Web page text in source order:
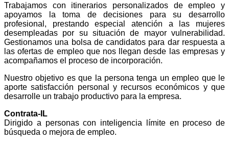
Trabajamos con itinerarios personalizados de empleo y
apoyamos la toma de decisiones para su desarrollo
profesional, prestando especial atención a las mujeres
desempleadas por su situación de mayor vulnerabilidad.
Gestionamos una bolsa de candidatos para dar respuesta a
las ofertas de empleo que nos llegan desde las empresas y
acompañamos el proceso de incorporación.
Nuestro objetivo es que la persona tenga un empleo que le
aporte satisfacción personal y recursos económicos y que
desarrolle un trabajo productivo para la empresa.
Contrata-IL
Dirigido a personas con inteligencia límite en proceso de
búsqueda o mejora de empleo.